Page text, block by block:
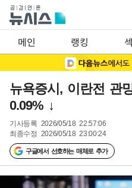
메인 랭킹
뉴욕증시, 이란전 관
0.09% ↓
기사등록 2026/05/18 22:57:06
최종수정 2026/05/18 23:00:24
구글에서 선호하는 매체로 추가